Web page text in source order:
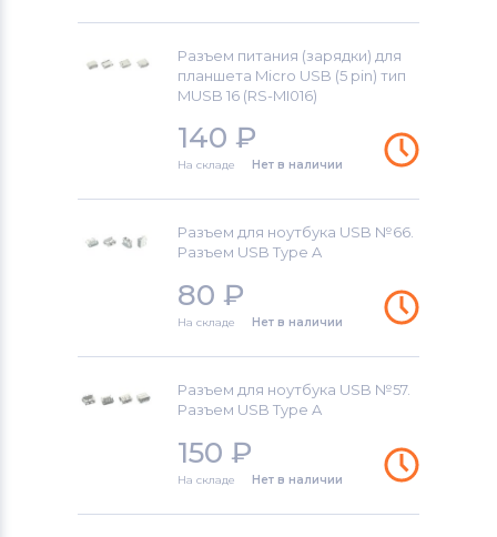
Разъем питания (зарядки) для
планшета Micro USB (5 pin) тип
MUSB 16 (RS-MI016)
140 ₽
На складе Нет в наличии
Разъем для ноутбука USB №66.
Разъем USB Type A
80 ₽
На складе Нет в наличии
Разъем для ноутбука USB №57.
Разъем USB Type A
150 ₽
На складе Нет в наличии